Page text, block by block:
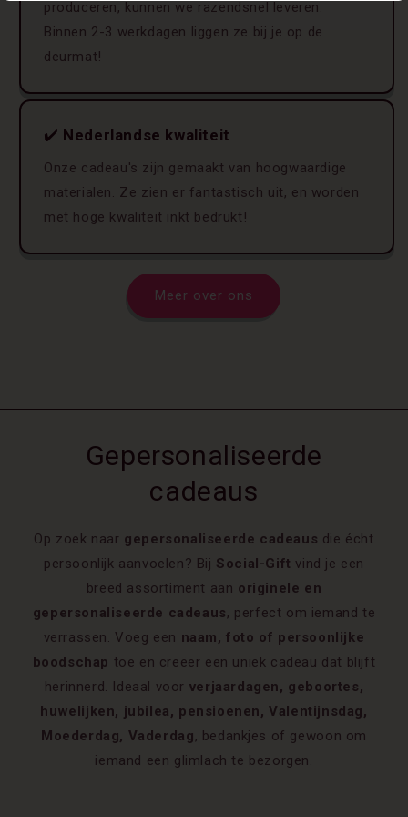
produceren, kunnen we razendsnel leveren.
Binnen 2-3 werkdagen liggen ze bij je op de
deurmat!
✔️ Nederlandse kwaliteit
Onze cadeau's zijn gemaakt van hoogwaardige
materialen. Ze zien er fantastisch uit, en worden
met hoge kwaliteit inkt bedrukt!
Meer over ons
Gepersonaliseerde
cadeaus
Op zoek naar gepersonaliseerde cadeaus die écht
persoonlijk aanvoelen? Bij Social-Gift vind je een
breed assortiment aan originele en
gepersonaliseerde cadeaus, perfect om iemand te
verrassen. Voeg een naam, foto of persoonlijke
boodschap toe en creëer een uniek cadeau dat blijft
herinnerd. Ideaal voor verjaardagen, geboortes,
huwelijken, jubilea, pensioenen, Valentijnsdag,
Moederdag, Vaderdag, bedankjes of gewoon om
iemand een glimlach te bezorgen.